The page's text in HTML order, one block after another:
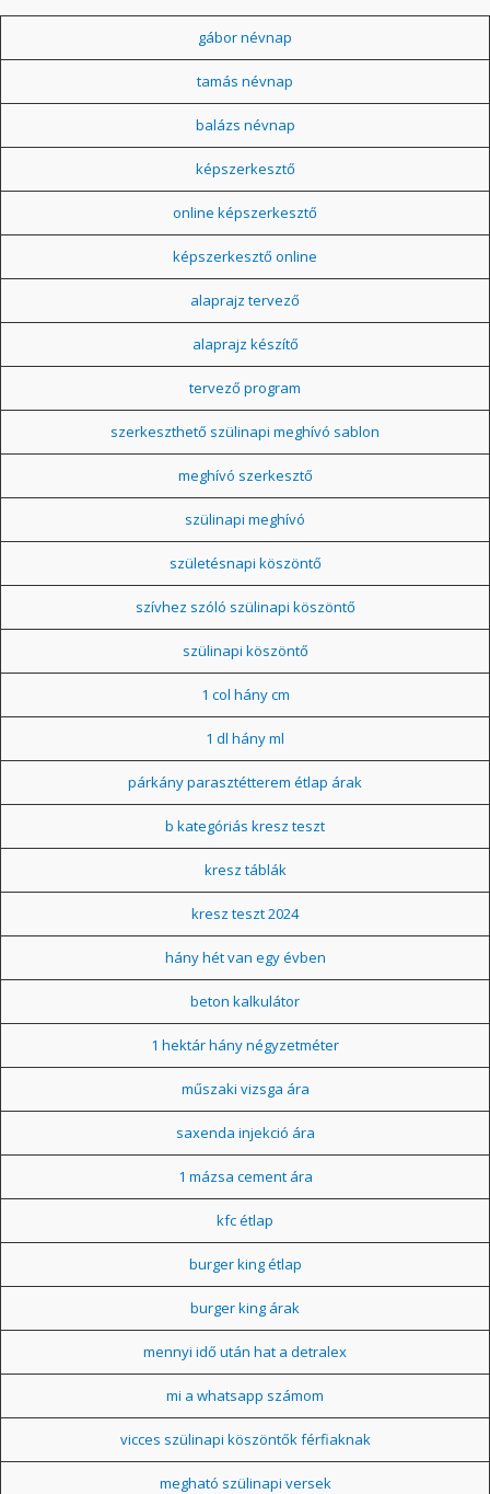
gábor névnap
tamás névnap
balázs névnap
képszerkesztő
online képszerkesztő
képszerkesztő online
alaprajz tervező
alaprajz készítő
tervező program
szerkeszthető szülinapi meghívó sablon
meghívó szerkesztő
szülinapi meghívó
születésnapi köszöntő
szívhez szóló szülinapi köszöntő
szülinapi köszöntő
1 col hány cm
1 dl hány ml
párkány parasztétterem étlap árak
b kategóriás kresz teszt
kresz táblák
kresz teszt 2024
hány hét van egy évben
beton kalkulátor
1 hektár hány négyzetméter
műszaki vizsga ára
saxenda injekció ára
1 mázsa cement ára
kfc étlap
burger king étlap
burger king árak
mennyi idő után hat a detralex
mi a whatsapp számom
vicces szülinapi köszöntők férfiaknak
megható szülinapi versek